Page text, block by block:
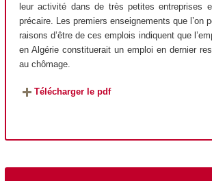
leur activité dans de très petites entreprises
précaire. Les premiers enseignements que l’on
raisons d’être de ces emplois indiquent que
en Algérie constituerait un emploi en dernier
au chômage.
Télécharger le pdf